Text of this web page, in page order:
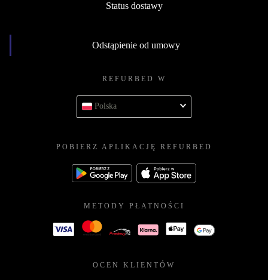
Status dostawy
Odstąpienie od umowy
REFURBED W
Polska
POBIERZ APLIKACJĘ REFURBED
METODY PŁATNOŚCI
OCEN KLIENTÓW